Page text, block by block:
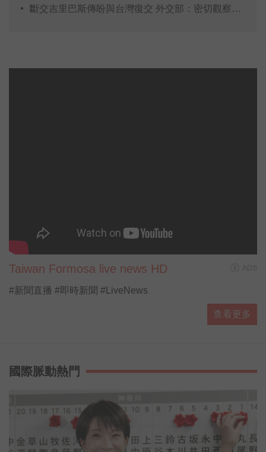
斷交吉里巴斯傳盼與台灣復交 外交部：密切觀察走向
Taiwan Formosa live news HD
#新聞直播 #即時新聞 #LiveNews
查看更多
國際脈動熱門